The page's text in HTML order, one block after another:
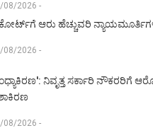
08/2026 -
ಆರು ಹೆಚ್ಚುವರಿ
08/2026 -
ನಿವೃತ್ತ ಸರ್ಕಾರಿ ನೌಕರರಿಗೆ
08/2026 -